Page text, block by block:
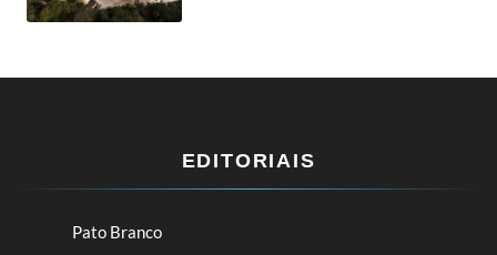
EDITORIAIS
Pato Branco